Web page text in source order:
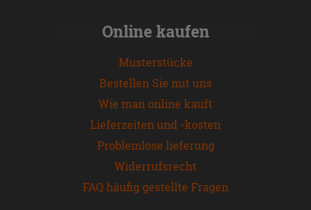
Online kaufen
Musterstücke
Bestellen Sie mit uns
Wie man online kauft
Lieferzeiten und -kosten
Problemlose lieferung
Widerrufsrecht
FAQ häufig gestellte Fragen